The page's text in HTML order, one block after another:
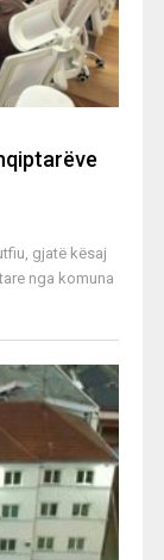
gjatë kësaj
nga komuna